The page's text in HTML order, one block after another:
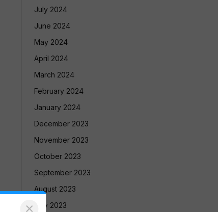
July 2024
June 2024
May 2024
April 2024
March 2024
February 2024
January 2024
December 2023
November 2023
October 2023
September 2023
August 2023
July 2023